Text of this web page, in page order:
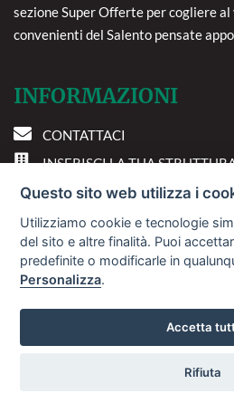
sezione Super Offerte per cogliere
convenienti del Salento pensate
INFORMAZIONI
CONTATTACI
INSERISCI LA TUA
PREFERENZE COOKIE
DOVE SIAMO
Via A. Costa, 2 - 63822
Sviluppo Turismo
Questo sito web utilizza i
Utilizziamo cookie e tecnologie
del sito e altre finalità. Puoi
predefinite o modificarle in
Personalizza.
Accetta
Rifiuta